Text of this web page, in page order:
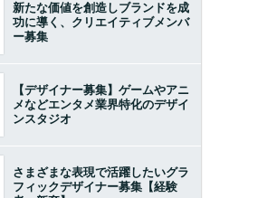
新たな価値を創造しブランドを成
功に導く、クリエイティブメンバ
ー募集
【デザイナー募集】ゲームやアニ
メなどエンタメ業界特化のデザイ
ンスタジオ
さまざまな表現で活躍したいグラ
フィックデザイナー募集【経験